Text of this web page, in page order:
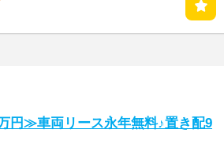
円≫車両リース永年無料♪置き配9